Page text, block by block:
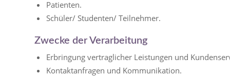
Patienten.
Schüler/ Studenten/ Teilnehmer.
Zwecke der Verarbeitung
Erbringung vertraglicher Leistungen und
Kontaktanfragen und Kommunikation.